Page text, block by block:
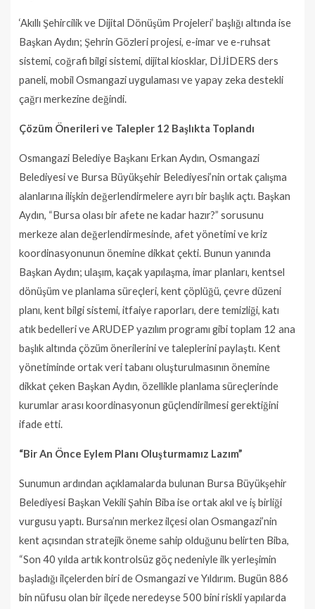
‘Akıllı Şehircilik ve Dijital Dönüşüm Projeleri’ başlığı altında ise
Başkan Aydın; Şehrin Gözleri projesi, e-imar ve e-ruhsat
sistemi, coğrafi bilgi sistemi, dijital kiosklar, DİJİDERS ders
paneli, mobil Osmangazi uygulaması ve yapay zeka destekli
çağrı merkezine değindi.
Çözüm Önerileri ve Talepler 12 Başlıkta Toplandı
Osmangazi Belediye Başkanı Erkan Aydın, Osmangazi
Belediyesi ve Bursa Büyükşehir Belediyesi’nin ortak çalışma
alanlarına ilişkin değerlendirmelere ayrı bir başlık açtı. Başkan
Aydın, “Bursa olası bir afete ne kadar hazır?” sorusunu
merkeze alan değerlendirmesinde, afet yönetimi ve kriz
koordinasyonunun önemine dikkat çekti. Bunun yanında
Başkan Aydın; ulaşım, kaçak yapılaşma, imar planları, kentsel
dönüşüm ve planlama süreçleri, kent çöplüğü, çevre düzeni
planı, kent bilgi sistemi, itfaiye raporları, dere temizliği, katı
atık bedelleri ve ARUDEP yazılım programı gibi toplam 12 ana
başlık altında çözüm önerilerini ve taleplerini paylaştı. Kent
yönetiminde ortak veri tabanı oluşturulmasının önemine
dikkat çeken Başkan Aydın, özellikle planlama süreçlerinde
kurumlar arası koordinasyonun güçlendirilmesi gerektiğini
ifade etti.
“Bir An Önce Eylem Planı Oluşturmamız Lazım”
Sunumun ardından açıklamalarda bulunan Bursa Büyükşehir
Belediyesi Başkan Vekili Şahin Biba ise ortak akıl ve iş birliği
vurgusu yaptı. Bursa’nın merkez ilçesi olan Osmangazi’nin
kent açısından stratejik öneme sahip olduğunu belirten Biba,
“Son 40 yılda artık kontrolsüz göç nedeniyle ilk yerleşimin
başladığı ilçelerden biri de Osmangazi ve Yıldırım. Bugün 886
bin nüfusu olan bir ilçede neredeyse 500 bini riskli yapılarda